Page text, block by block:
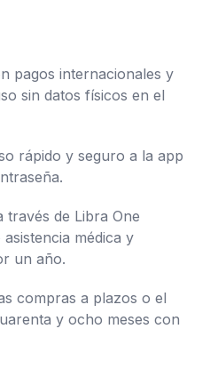
pagos internacionales y
sin datos físicos en el
rápido y seguro a la app
través de Libra One
médica y
un año.
compras a plazos o el
y ocho meses con